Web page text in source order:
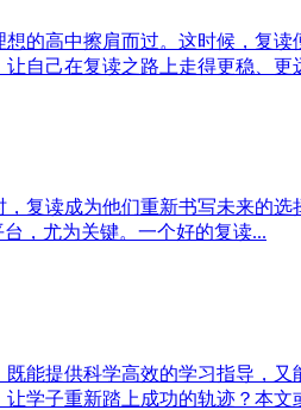
的高中擦肩而过。这时候，复
自己在复读之路上走得更稳、更
复读成为他们重新书写未来的
，尤为关键。一个好的复读...
能提供科学高效的学习指导，
学子重新踏上成功的轨迹？本文